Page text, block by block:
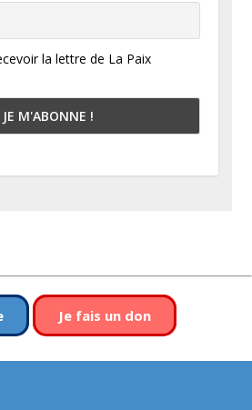
la lettre de La Paix
Je fais un don